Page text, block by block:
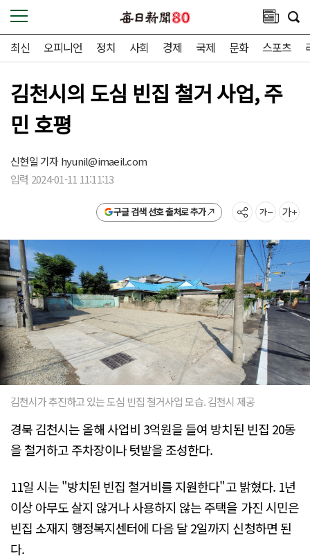
최신 오피니언 정치 사회 경제 국제 문화 스포츠
김천시의 도심 빈집 철거 사업, 주
민 호평
신현일 기자hyunil@imaeil.com
입력 2024-01-11 11:11:13
구글 검색 선호 출처로 추가
김천시가 추진하고 있는 도심 빈집 철거사업 모습. 김천시 제공
경북 김천시는 올해 사업비 3억원을 들여 방치된 빈집 20동
을 철거하고 주차장이나 텃밭을 조성한다.
11일 시는 "방치된 빈집 철거비를 지원한다"고 밝혔다. 1년
이상 아무도 살지 않거나 사용하지 않는 주택을 가진 시민은
빈집 소재지 행정복지센터에 다음 달 2일까지 신청하면 된
다.